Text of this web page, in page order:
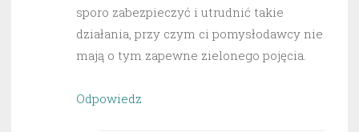
sporo zabezpieczyć i utrudnić takie
działania, przy czym ci pomysłodawcy nie
mają o tym zapewne zielonego pojęcia.
Odpowiedz